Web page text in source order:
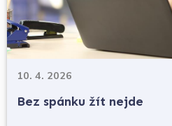
10. 4. 2026
Bez spánku žít nejde